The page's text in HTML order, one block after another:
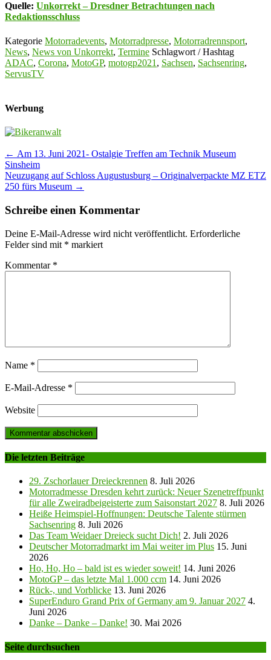
Quelle: Unkorrekt – Dresdner Betrachtungen nach
Redaktionsschluss
Kategorie Motorradevents, Motorradpresse, Motorradrennsport,
News, News von Unkorrekt, Termine Schlagwort / Hashtag
ADAC, Corona, MotoGP, motogp2021 , Sachsen, Sachsenring,
ServusTV
Werbung
Post
navigation
← Am 13. Juni 2021- Ostalgie Treffen am Technik Museum
Sinsheim
Neuzugang auf Schloss Augustusburg – Originalverpackte MZ ETZ
250 fürs Museum →
Schreibe einen Kommentar
Deine E-Mail-Adresse wird nicht veröffentlicht. Erforderliche
Felder sind mit * markiert
Kommentar *
Name *
E-Mail-Adresse *
Website
Die letzten Beiträge
29. Zschorlauer Dreieckrennen 8. Juli 2026
Motorradmesse Dresden kehrt zurück: Neuer Szenetreffpunkt
für alle Zweiradbeigeisterte zum Saisonstart 2027 8. Juli 2026
Heiße Heimspiel-Hoffnungen: Deutsche Talente stürmen
Sachsenring 8. Juli 2026
Das Team Weidaer Dreieck sucht Dich! 2. Juli 2026
Deutscher Motorradmarkt im Mai weiter im Plus 15. Juni
2026
Ho, Ho, Ho – bald ist es wieder soweit! 14. Juni 2026
MotoGP – das letzte Mal 1.000 ccm 14. Juni 2026
Rück-, und Vorblicke 13. Juni 2026
SuperEnduro Grand Prix of Germany am 9. Januar 2027 4.
Juni 2026
Danke – Danke – Danke! 30. Mai 2026
Seite durchsuchen